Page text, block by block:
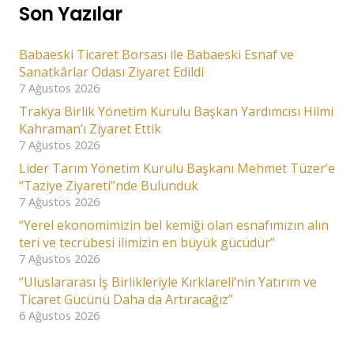
Son Yazılar
Babaeski Ticaret Borsası ile Babaeski Esnaf ve
Sanatkârlar Odası Ziyaret Edildi
7 Ağustos 2026
Trakya Birlik Yönetim Kurulu Başkan Yardımcısı Hilmi
Kahraman’ı Ziyaret Ettik
7 Ağustos 2026
Lider Tarım Yönetim Kurulu Başkanı Mehmet Tüzer’e
“Taziye Ziyareti”nde Bulunduk
7 Ağustos 2026
“Yerel ekonomimizin bel kemiği olan esnafımızın alın
teri ve tecrübesi ilimizin en büyük gücüdür”
7 Ağustos 2026
“Uluslararası İş Birlikleriyle Kırklareli’nin Yatırım ve
Ticaret Gücünü Daha da Artıracağız”
6 Ağustos 2026